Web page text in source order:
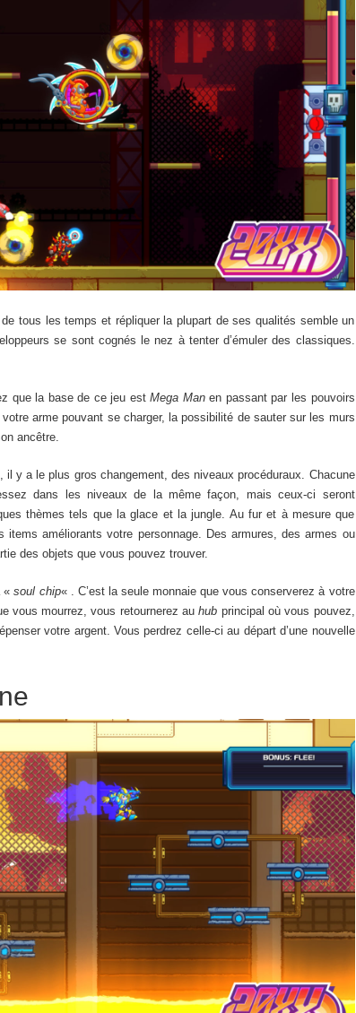
tous les temps et répliquer la plupart de ses qualités semble un
se sont cognés le nez à tenter d’émuler des classiques.
que la base de ce jeu estMega Manen passant par les pouvoirs
arme pouvant se charger, la possibilité de sauter sur les murs
ancêtre.
y a le plus gros changement, des niveaux procéduraux. Chacune
dans les niveaux de la même façon, mais ceux-ci seront
thèmes tels que la glace et la jungle. Au fur et à mesure que
améliorants votre personnage. Des armures, des armes ou
des objets que vous pouvez trouver.
«soul chip« . C’est la seule monnaie que vous conserverez à votre
vous mourrez, vous retournerez auhub principal où vous pouvez,
votre argent. Vous perdrez celle-ci au départ d’une nouvelle